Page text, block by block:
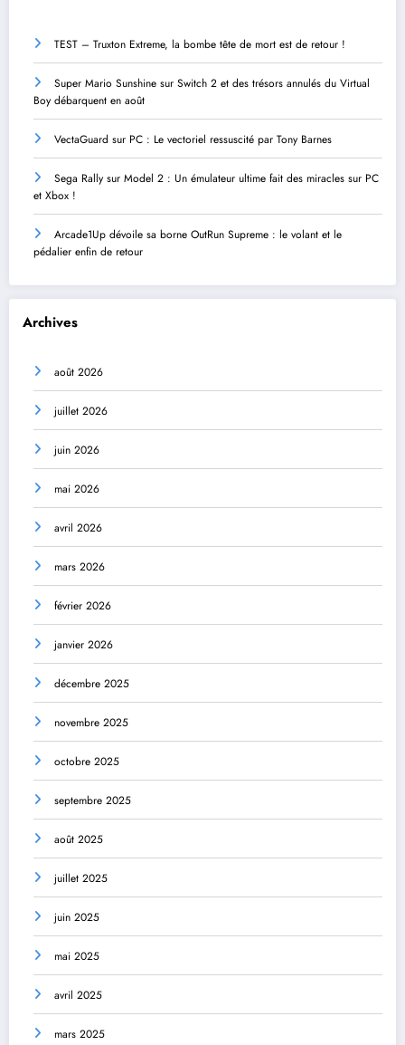
TEST – Truxton Extreme, la bombe tête de mort est de retour !
Super Mario Sunshine sur Switch 2 et des trésors annulés du Virtual
Boy débarquent en août
VectaGuard sur PC : Le vectoriel ressuscité par Tony Barnes
Sega Rally sur Model 2 : Un émulateur ultime fait des miracles sur PC
et Xbox !
Arcade1Up dévoile sa borne OutRun Supreme : le volant et le
pédalier enfin de retour
Archives
août 2026
juillet 2026
juin 2026
mai 2026
avril 2026
mars 2026
février 2026
janvier 2026
décembre 2025
novembre 2025
octobre 2025
septembre 2025
août 2025
juillet 2025
juin 2025
mai 2025
avril 2025
mars 2025